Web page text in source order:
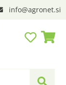
info agronet.si